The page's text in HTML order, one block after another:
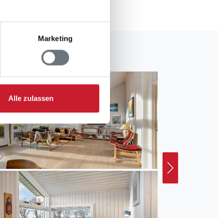
Marketing
Alle zulassen